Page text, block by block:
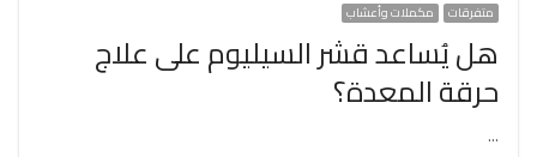
متفرقات مكملات وأعشاب
هل يُساعد قشر السيليوم على علاج
حرقة المعدة؟
…